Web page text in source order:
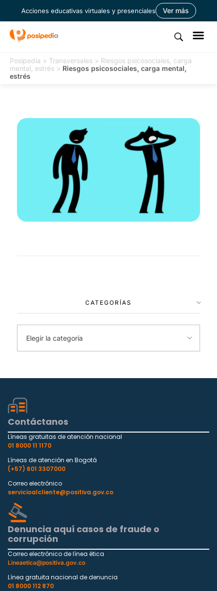
Acciones educativas virtuales y presenciales Ver más
Posipedia > Transversales > Riesgos psicosociales, carga
mental, estrés > Riesgos psicosociales, carga mental,
estrés
CATEGORÍAS
Contáctanos
Líneas gratuitas de atención nacional
01 8000 11 1170
Líneas de atención en Bogotá
(+57) 601 3307000
Correo electrónico
servicioalcliente@positiva.gov.co
Denuncia aquí casos de fraude o
corrupción
Correo electrónico de línea ética
Lineaetica@positiva.gov.co
Línea gratuita nacional de denuncia
01 8000 112 870